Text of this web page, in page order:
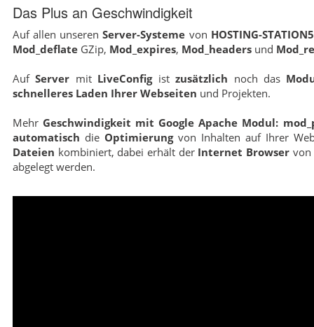
Das Plus an Geschwindigkeit
Auf allen unserenServer-Systeme von HOSTING-
Mod_deflate GZip, Mod_expires, Mod_headers und
AufServer mit LiveConfigistzusätzlich noch das
schnelleres Laden Ihrer Webseiten und Projekten.
Mehr Geschwindigkeit mit Google Apache Modul:
automatisch die Optimierungvon Inhalten auf Ihrer
Dateien kombiniert, dabei erhält der Internet Browservon
abgelegt werden.